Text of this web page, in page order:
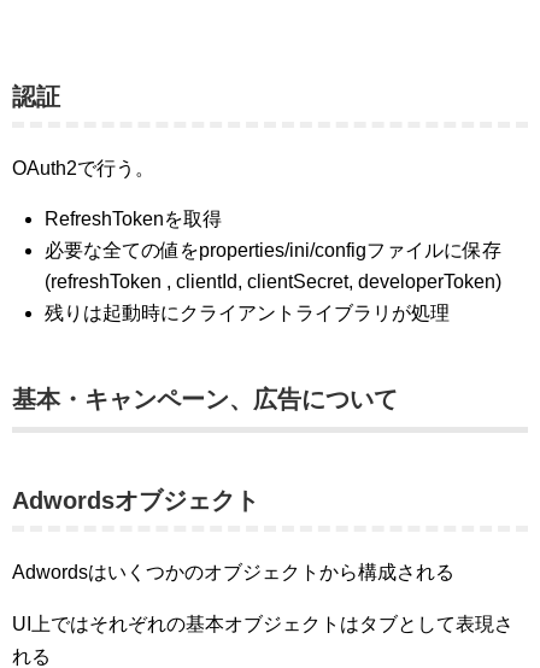
認証
OAuth2で行う。
RefreshTokenを取得
必要な全ての値をproperties/ini/configファイルに保存
(refreshToken , clientId, clientSecret, developerToken)
残りは起動時にクライアントライブラリが処理
基本・キャンペーン、広告について
Adwordsオブジェクト
Adwordsはいくつかのオブジェクトから構成される
UI上ではそれぞれの基本オブジェクトはタブとして表現さ
れる